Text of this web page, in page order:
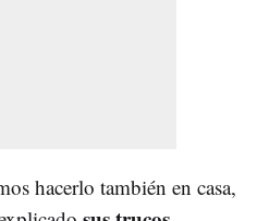
hacerlo también en casa,